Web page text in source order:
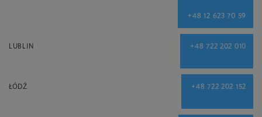
+48 12 623 70 59
LUBLIN +48 722 202 010
ŁÓDŹ +48 722 202 152